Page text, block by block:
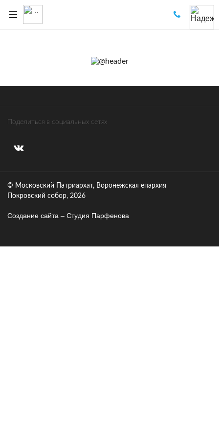
Поделиться в социальных сетях
© Московский Патриархат, Воронежcкая епархия
Покровский собор, 2026
Создание сайта – Cтудия Парфенова